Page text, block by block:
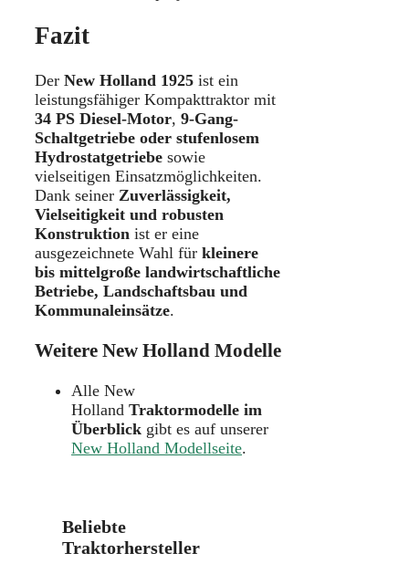
Fazit
Der New Holland 1925 ist ein
leistungsfähiger Kompakttraktor mit
34 PS Diesel-Motor, 9-Gang-
Schaltgetriebe oder stufenlosem
Hydrostatgetriebe sowie
vielseitigen Einsatzmöglichkeiten.
Dank seiner Zuverlässigkeit,
Vielseitigkeit und robusten
Konstruktion ist er eine
ausgezeichnete Wahl für kleinere
bis mittelgroße landwirtschaftliche
Betriebe, Landschaftsbau und
Kommunaleinsätze.
Weitere New Holland Modelle
Alle New
Holland Traktormodelle im
Überblick gibt es auf unserer
New Holland Modellseite.
Beliebte
Traktorhersteller